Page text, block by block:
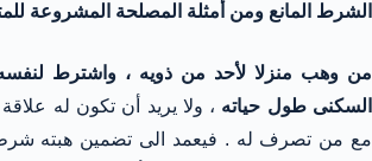
الشرط المانع ومن أمثلة المصلحة المشروعة
من وهب منزلا لأحد من ذويه ، واشترط
السكنى طول حياته ، ولا يريد أن تكون له
مع من تصرف له . فيعمد الى تضمين هبته